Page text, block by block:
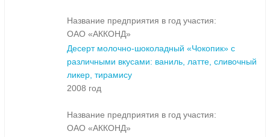
Название предприятия в год участия:
ОАО «АККОНД»
Десерт молочно-шоколадный «Чокопик» с
различными вкусами: ваниль, латте, сливочный
ликер, тирамису
2008 год
Название предприятия в год участия:
ОАО «АККОНД»